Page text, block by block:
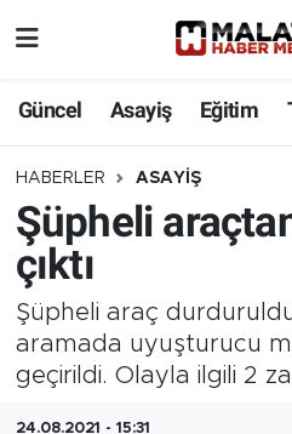
Güncel Asayiş Eğitim
HABERLER ASAYIŞ
Şüpheli
çıktı
Şüpheli araç
aramada uyuşturucu
geçirildi. Olayla ilgili 2
24.08.2021 - 15:31
Eğitim
Türkiye
Sağlık
Ekonomi